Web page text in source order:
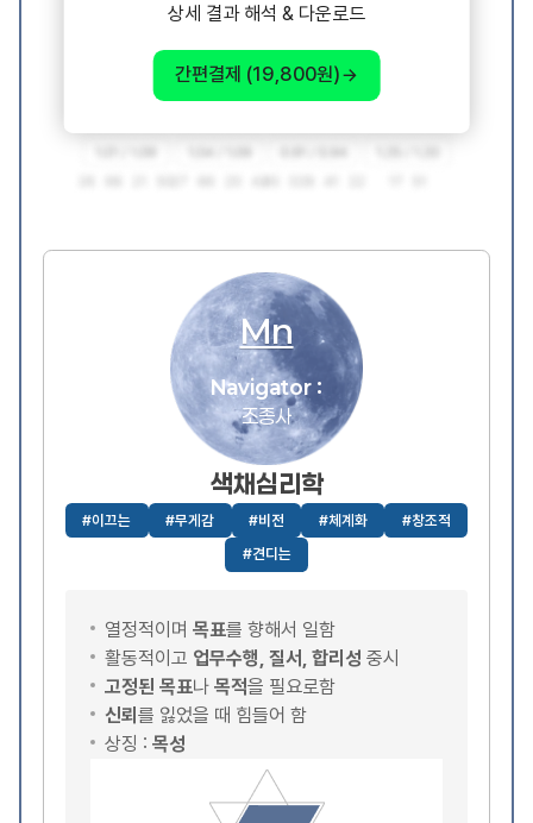
상세 결과 해석 & 다운로드
간편결제 (19,800원)
Mn
Navigator :
조종사
색채심리학
#이끄는 #무게감 #비전 #체계화
#창조적
#견디는
열정적이며목표를 향해서 일함
활동적이고 업무수행, 질서, 합리성 중시
고정된 목표나목적을 필요로함
신뢰를 잃었을 때 힘들어 함
상징 :목성